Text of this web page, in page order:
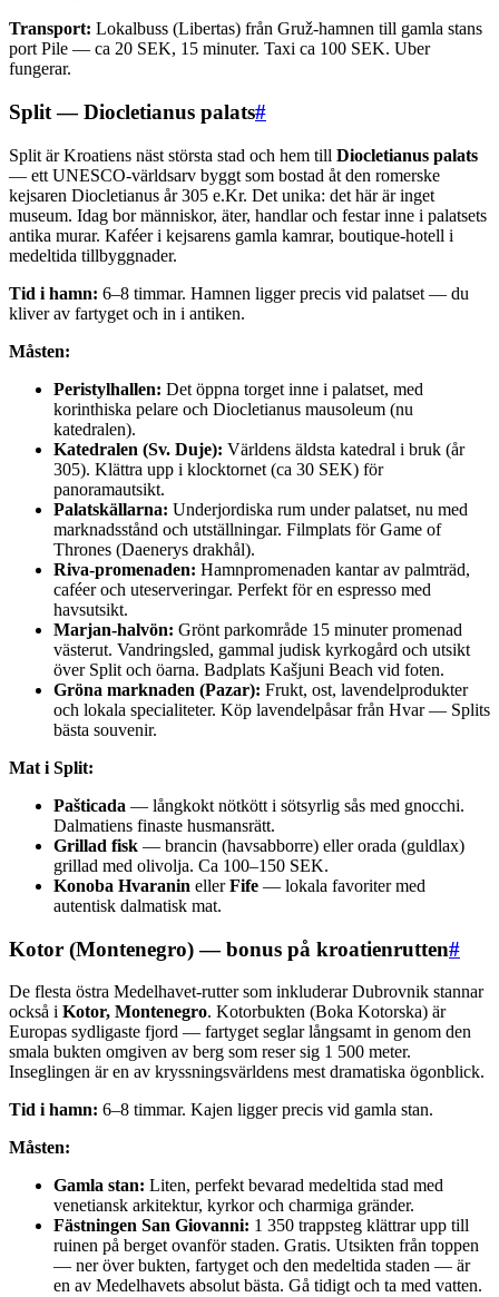
Transport: Lokalbuss (Libertas) från Gruž-hamnen till gamla stans
port Pile — ca 20 SEK, 15 minuter. Taxi ca 100 SEK. Uber
fungerar.
Split — Diocletianus palats#
Split är Kroatiens näst största stad och hem till Diocletianus palats
— ett UNESCO-världsarv byggt som bostad åt den romerske
kejsaren Diocletianus år 305 e.Kr. Det unika: det här är inget
museum. Idag bor människor, äter, handlar och festar inne i palatsets
antika murar. Kaféer i kejsarens gamla kamrar, boutique-hotell i
medeltida tillbyggnader.
Tid i hamn: 6–8 timmar. Hamnen ligger precis vid palatset — du
kliver av fartyget och in i antiken.
Måsten:
Peristylhallen: Det öppna torget inne i palatset, med
korinthiska pelare och Diocletianus mausoleum (nu
katedralen).
Katedralen (Sv. Duje): Världens äldsta katedral i bruk (år
305). Klättra upp i klocktornet (ca 30 SEK) för
panoramautsikt.
Palatskällarna: Underjordiska rum under palatset, nu med
marknadsstånd och utställningar. Filmplats för Game of
Thrones (Daenerys drakhål).
Riva-promenaden: Hamnpromenaden kantar av palmträd,
caféer och uteserveringar. Perfekt för en espresso med
havsutsikt.
Marjan-halvön: Grönt parkområde 15 minuter promenad
västerut. Vandringsled, gammal judisk kyrkogård och utsikt
över Split och öarna. Badplats Kašjuni Beach vid foten.
Gröna marknaden (Pazar): Frukt, ost, lavendelprodukter
och lokala specialiteter. Köp lavendelpåsar från Hvar — Splits
bästa souvenir.
Mat i Split:
Pašticada — långkokt nötkött i sötsyrlig sås med gnocchi.
Dalmatiens finaste husmansrätt.
Grillad fisk — brancin (havsabborre) eller orada (guldlax)
grillad med olivolja. Ca 100–150 SEK.
Konoba Hvaranin ellerFife — lokala favoriter med
autentisk dalmatisk mat.
Kotor (Montenegro) — bonus på kroatienrutten#
De flesta östra Medelhavet-rutter som inkluderar Dubrovnik stannar
också i Kotor, Montenegro. Kotorbukten (Boka Kotorska) är
Europas sydligaste fjord — fartyget seglar långsamt in genom den
smala bukten omgiven av berg som reser sig 1 500 meter.
Inseglingen är en av kryssningsvärldens mest dramatiska ögonblick.
Tid i hamn: 6–8 timmar. Kajen ligger precis vid gamla stan.
Måsten:
Gamla stan: Liten, perfekt bevarad medeltida stad med
venetiansk arkitektur, kyrkor och charmiga gränder.
Fästningen San Giovanni: 1 350 trappsteg klättrar upp till
ruinen på berget ovanför staden. Gratis. Utsikten från toppen
— ner över bukten, fartyget och den medeltida staden — är
en av Medelhavets absolut bästa. Gå tidigt och ta med vatten.